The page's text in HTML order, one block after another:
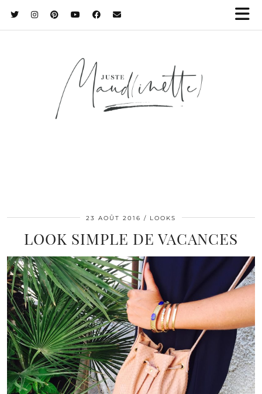
23 AOÛT 2016 LOOKS
LOOK SIMPLE DE VACANCES